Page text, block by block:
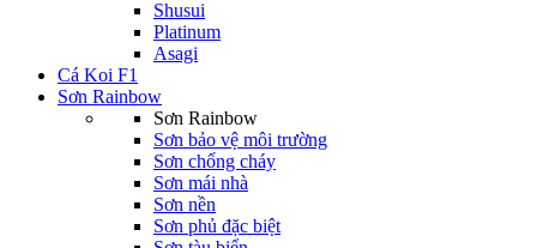
Shusui
Platinum
Asagi
Cá Koi F1
Sơn Rainbow
Sơn Rainbow
Sơn bảo vệ môi trường
Sơn chống cháy
Sơn mái nhà
Sơn nền
Sơn phủ đặc biệt